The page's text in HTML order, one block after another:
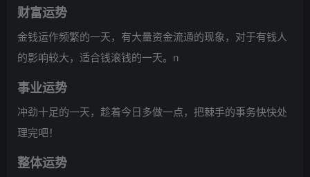
财富运势
金钱运作频繁的一天，有大量资金流通的现象，对于有钱人
的影响较大，适合钱滚钱的一天。n
事业运势
冲劲十足的一天，趁着今日多做一点，把棘手的事务快快处
理完吧！
整体运势